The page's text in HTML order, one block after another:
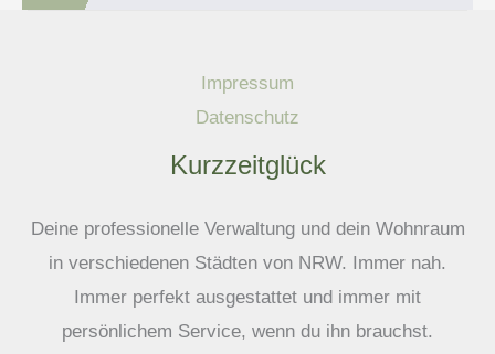
Impressum
Datenschutz
Kurzzeitglück
Deine professionelle Verwaltung und dein Wohnraum
in verschiedenen Städten von NRW. Immer nah.
Immer perfekt ausgestattet und immer mit
persönlichem Service, wenn du ihn brauchst.